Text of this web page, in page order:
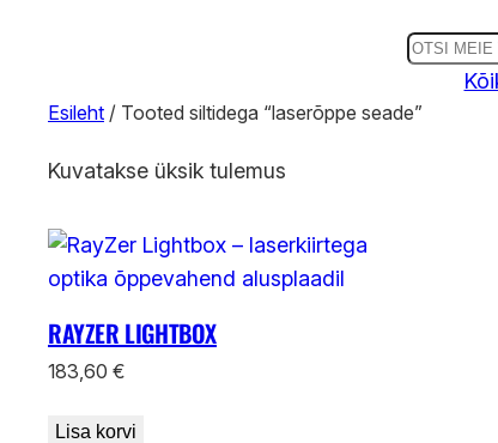
O
s
Esileht / Tooted siltidega “laserõppe seade”
Kuvatakse üksik tulemus
RAYZER LIGHTBOX
183,60 €
Lisa korvi